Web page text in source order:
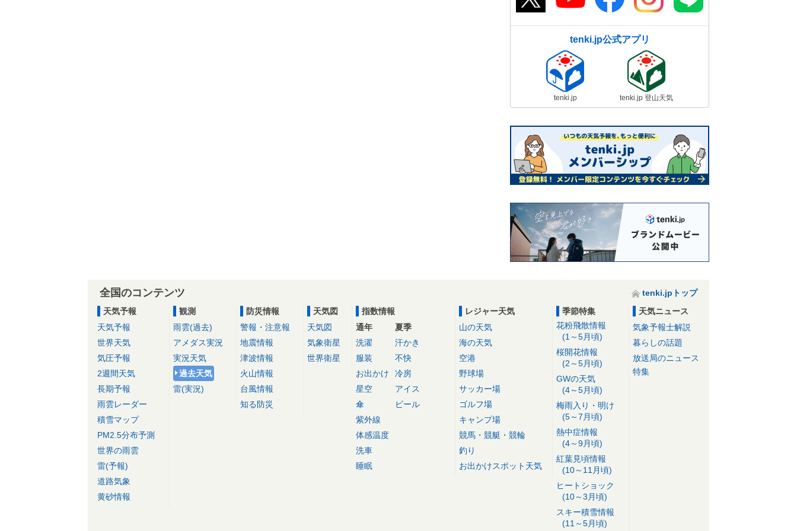
tenki.jp公式アプリ
tenki.jp tenki.jp 登山天気
全国のコンテンツ
tenki.jpトップ
天気予報
天気予報
世界天気
気圧予報
2週間天気
長期予報
雨雲レーダー
積雪マップ
PM2.5分布予測
世界の雨雲
雷(予報)
道路気象
黄砂情報
観測
雨雲(過去)
アメダス実況
実況天気
過去天気
雷(実況)
防災情報
警報・注意報
地震情報
津波情報
火山情報
台風情報
知る防災
天気図
天気図
気象衛星
世界衛星
指数情報
通年
洗濯
服装
お出かけ
星空
傘
紫外線
体感温度
洗車
睡眠
夏季
汗かき
不快
冷房
アイス
ビール
レジャー天気
山の天気
海の天気
空港
野球場
サッカー場
ゴルフ場
キャンプ場
競馬・競艇・競輪
釣り
お出かけスポット天気
季節特集
花粉飛散情報
(1～5月頃)
桜開花情報
(2～5月頃)
GWの天気
(4～5月頃)
梅雨入り・明け
(5～7月頃)
熱中症情報
(4～9月頃)
紅葉見頃情報
(10～11月頃)
ヒートショック
(10～3月頃)
スキー積雪情報
(11～5月頃)
天気ニュース
気象予報士解説
暮らしの話題
放送局のニュース
特集